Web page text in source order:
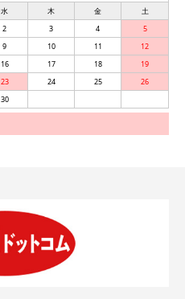
水 木 金
土
2 3 4
5
9 10 11
12
16 17 18
19
23 24 25
26
30